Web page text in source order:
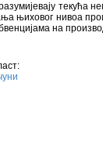
текућа
њиховог нивоа
на